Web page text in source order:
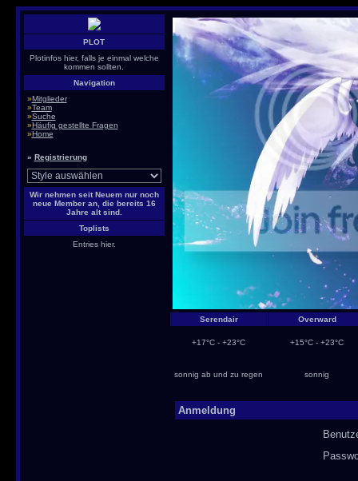
PLOT
Plotinfos hier, falls je einmal welche
kommen sollten.
Navigation
»Mitglieder
»Team
»Suche
»Häufig gestellte Fragen
»Home
» Registrierung
Wir nehmen seit Neuem nur noch
neue Member an, die bereits 16
Jahre alt sind.
Toplists
Entries hier.
Serendair Overward
+17°C - +23°C +15°C - +23°C
sonnig ab und zu regen sonnig
Anmeldung